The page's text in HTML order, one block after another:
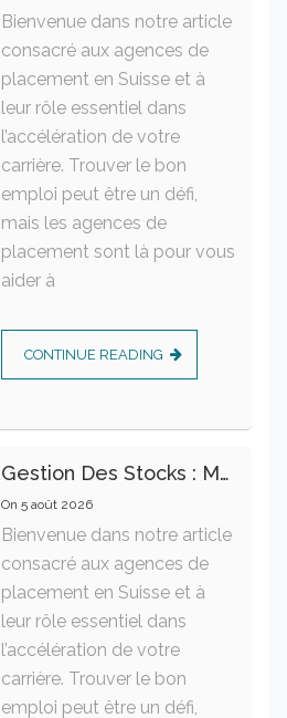
Bienvenue dans notre article
consacré aux agences de
placement en Suisse et à
leur rôle essentiel dans
l’accélération de votre
carrière. Trouver le bon
emploi peut être un défi,
mais les agences de
placement sont là pour vous
aider à
CONTINUE READING
Gestion Des Stocks : Meilleures Pratiques Intralogistiques
On 5 août 2026
Bienvenue dans notre article
consacré aux agences de
placement en Suisse et à
leur rôle essentiel dans
l’accélération de votre
carrière. Trouver le bon
emploi peut être un défi,